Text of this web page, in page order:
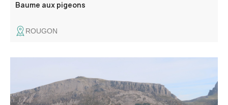
Baume aux pigeons
ROUGON
Le mont Chiran (1 905 m), second sommet des Préalpes
du Verdon, offre un panorama exceptionnel : des Alpes du
Sud à la Provence, jusqu’à la Méditerranée et, par temps